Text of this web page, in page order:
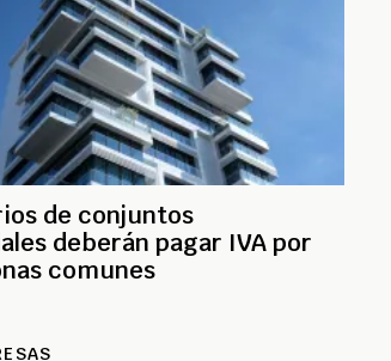
de conjuntos
deberán pagar IVA por
comunes